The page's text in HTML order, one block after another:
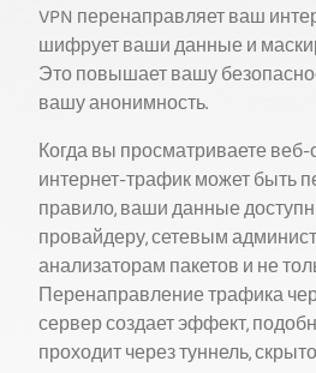
VPN перенаправляет ваш
шифрует ваши данные и
Это повышает вашу
вашу анонимность.
Когда вы просматриваете
интернет-трафик может быть
правило, ваши данные
провайдеру, сетевым
анализаторам пакетов и не
Перенаправление трафика
сервер создает эффект,
проходит через туннель,